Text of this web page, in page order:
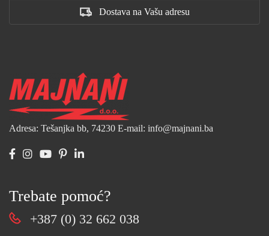
Dostava na Vašu adresu
Adresa: Tešanjka bb, 74230 E-mail: info@majnani.ba
Trebate pomoć?
+387 (0) 32 662 038